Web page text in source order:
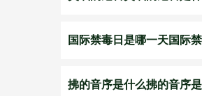
国际禁毒日是哪一天国际
拂的音序是什么拂的音序